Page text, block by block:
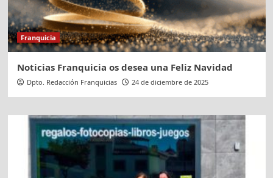
Franquicia
Noticias Franquicia os desea una Feliz Navidad
Dpto. Redacción Franquicias 24 de diciembre de 2025